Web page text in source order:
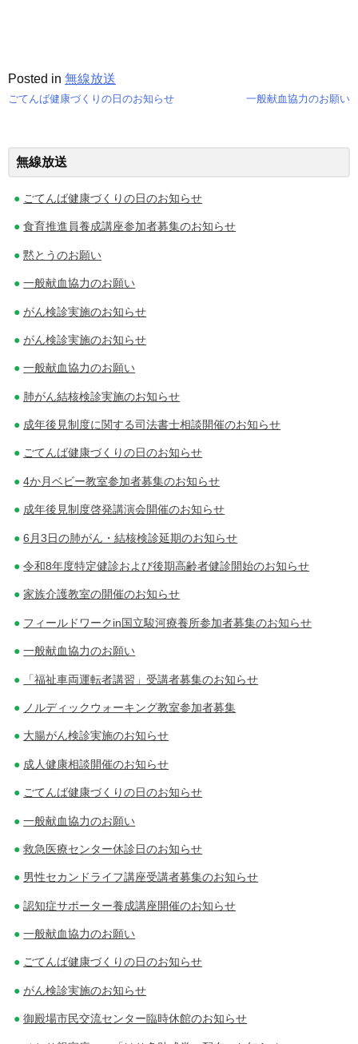
Posted in 無線放送
稿
ナ
ごてんば健康づくりの日のお知らせ 一般献血協力のお願い
無線放送
ごてんば健康づくりの日のお知らせ
食育推進員養成講座参加者募集のお知らせ
黙とうのお願い
一般献血協力のお願い
がん検診実施のお知らせ
がん検診実施のお知らせ
一般献血協力のお願い
肺がん結核検診実施のお知らせ
成年後見制度に関する司法書士相談開催のお知らせ
ごてんば健康づくりの日のお知らせ
4か月ベビー教室参加者募集のお知らせ
成年後見制度啓発講演会開催のお知らせ
6月3日の肺がん・結核検診延期のお知らせ
令和8年度特定健診および後期高齢者健診開始のお知らせ
家族介護教室の開催のお知らせ
フィールドワークin国立駿河療養所参加者募集のお知らせ
一般献血協力のお願い
「福祉車両運転者講習」受講者募集のお知らせ
ノルディックウォーキング教室参加者募集
大腸がん検診実施のお知らせ
成人健康相談開催のお知らせ
ごてんば健康づくりの日のお知らせ
一般献血協力のお願い
救急医療センター休診日のお知らせ
男性セカンドライフ講座受講者募集のお知らせ
認知症サポーター養成講座開催のお知らせ
一般献血協力のお願い
ごてんば健康づくりの日のお知らせ
がん検診実施のお知らせ
御殿場市民交流センター臨時休館のお知らせ